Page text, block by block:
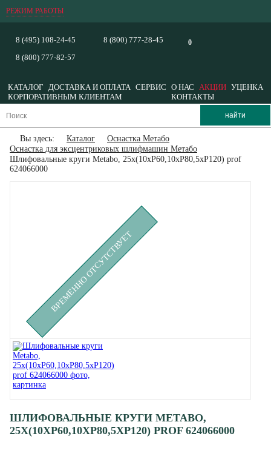
РЕЖИМ РАБОТЫ
0
8 (495) 108-24-45
8 (800) 777-82-57
8 (800) 777-28-45
КАТАЛОГ ДОСТАВКА И ОПЛАТА СЕРВИС О НАС АКЦИИ УЦЕНКА
КОРПОРАТИВНЫМ КЛИЕНТАМ
КОНТАКТЫ
Вы здесь: Каталог
Оснастка Метабо
Оснастка для эксцентриковых шлифмашин Метабо
Шлифовальные круги Metabo, 25х(10хР60,10хР80,5хР120) prof
624066000
ВРЕМЕННО ОТСУТСТВУЕТ
ШЛИФОВАЛЬНЫЕ КРУГИ METABO,
25Х(10ХР60,10ХР80,5ХР120) PROF 624066000